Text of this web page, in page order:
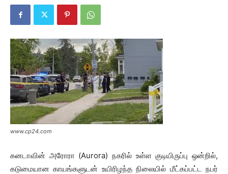
www.cp24.com
கனடாவின் அரோரா (Aurora) நகரில் உள்ள குடியிருப்பு ஒன்றில்,
கடுமையான காயங்களுடன் உயிரிழந்த நிலையில் மீட்கப்பட்ட நபர்